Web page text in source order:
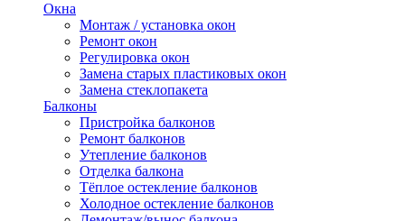
Окна
Монтаж / установка окон
Ремонт окон
Регулировка окон
Замена старых пластиковых окон
Замена стеклопакета
Балконы
Пристройка балконов
Ремонт балконов
Утепление балконов
Отделка балкона
Тёплое остекление балконов
Холодное остекление балконов